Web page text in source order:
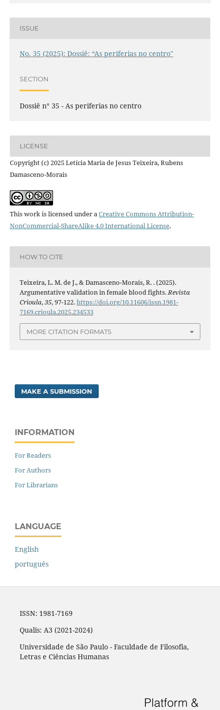
ISSUE
No. 35 (2025): Dossiê: “As periferias no centro"
SECTION
Dossiê n° 35 - As periferias no centro
LICENSE
Copyright (c) 2025 Letícia Maria de Jesus Teixeira, Rubens
Damasceno-Morais
This work is licensed under aCreative Commons Attribution-
NonCommercial-ShareAlike 4.0 International License.
HOW TO CITE
Teixeira, L. M. de J., & Damasceno-Morais, R. . (2025).
Argumentative validation in female blood fights.Revista
Crioula,35, 97-122.https://doi.org/10.11606/issn.1981-
7169.crioula.2025.234533
MORE CITATION FORMATS
MAKE A SUBMISSION
INFORMATION
For Readers
For Authors
For Librarians
LANGUAGE
English
português
ISSN: 1981-7169
Qualis: A3 (2021-2024)
Universidade de São Paulo - Faculdade de Filosofia,
Letras e Ciências Humanas